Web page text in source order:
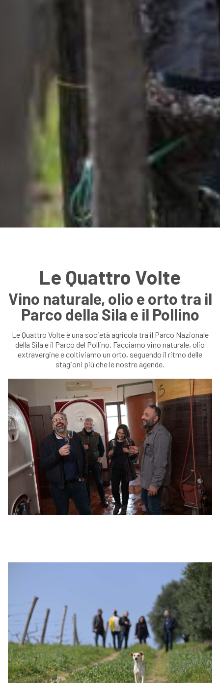
Le Quattro Volte
Vino naturale, olio e orto tra il
Parco della Sila e il Pollino
Le Quattro Volte è una società agricola tra il Parco Nazionale
della Sila e il Parco del Pollino. Facciamo vino naturale, olio
extravergine e coltiviamo un orto, seguendo il ritmo delle
stagioni più che le nostre agende.